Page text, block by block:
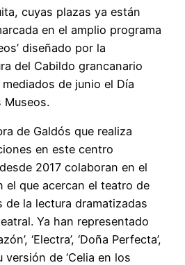
cuyas plazas ya están
en el amplio programa
diseñado por la
del Cabildo grancanario
de junio el Día
Museos.
de Galdós que realiza
en este centro
2017 colaboran en el
el que acercan el teatro de
de la lectura dramatizadas
Ya han representado
‘Electra’, ‘Doña Perfecta’,
de ‘Celia en los